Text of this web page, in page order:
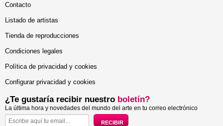
Contacto
Listado de artistas
Tienda de reproducciones
Condiciones legales
Política de privacidad y cookies
Configurar privacidad y cookies
¿Te gustaría recibir nuestro boletín?
La última hora y novedades del mundo del arte en tu correo electrónico